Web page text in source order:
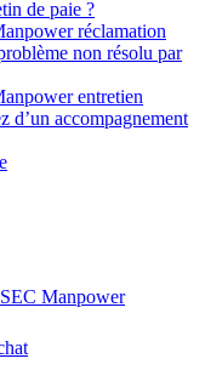
de paie ?
réclamation
non résolu par
entretien
d’un accompagnement
Manpower